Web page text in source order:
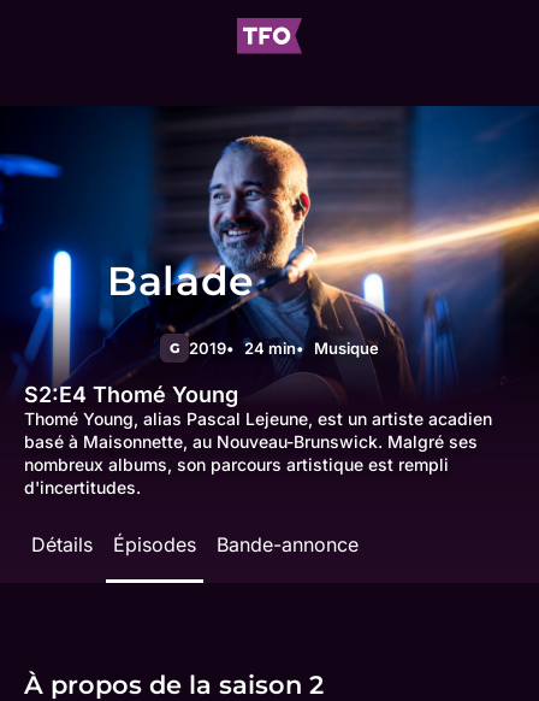
Balade
G 2019 24 min Musique
S2:E4 Thomé Young
Thomé Young, alias Pascal Lejeune, est un artiste acadien
basé à Maisonnette, au Nouveau-Brunswick. Malgré ses
nombreux albums, son parcours artistique est rempli
d'incertitudes.
Détails Épisodes Bande-annonce
À propos de la saison 2